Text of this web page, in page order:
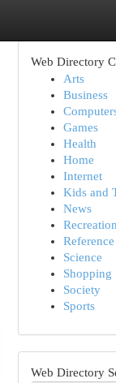
Web Directory
Arts
Business
Games
Health
Home
Internet
Kids and
News
Recreation
Reference
Science
Shopping
Society
Sports
Web Directory